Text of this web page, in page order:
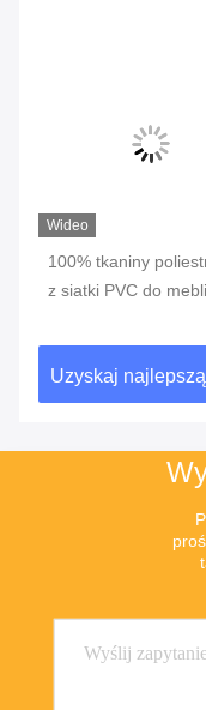
Wideo
Tarpa samochodu
śmieciowego Tarpa
Uzyskaj